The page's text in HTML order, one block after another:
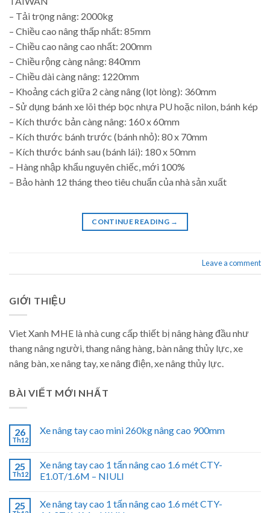
– Tải trọng nâng: 2000kg
– Chiều cao nâng thấp nhất: 85mm
– Chiều cao nâng cao nhất: 200mm
– Chiều rộng càng nâng: 840mm
– Chiều dài càng nâng: 1220mm
– Khoảng cách giữa 2 càng nâng (lọt lòng): 360mm
– Sử dụng bánh xe lõi thép bọc nhựa PU hoặc nilon, bánh kép
– Kích thước bản càng nâng: 160 x 60mm
– Kích thước bánh trước (bánh nhỏ): 80 x 70mm
– Kích thước bánh sau (bánh lái): 180 x 50mm
– Hàng nhập khẩu nguyên chiếc, mới 100%
– Bảo hành 12 tháng theo tiêu chuẩn của nhà sản xuất
CONTINUE READING →
Leave a comment
GIỚI THIỆU
Viet Xanh MHE là nhà cung cấp thiết bị nâng hàng đầu như
thang nâng người, thang nâng hàng, bàn nâng thủy lực, xe
nâng bàn, xe nâng tay, xe nâng điện, xe nâng thủy lực.
BÀI VIẾT MỚI NHẤT
26
Th12
Xe nâng tay cao mini 260kg nâng cao 900mm
25
Th12
Xe nâng tay cao 1 tấn nâng cao 1.6 mét CTY-
E1.0T/1.6M – NIULI
25
Xe nâng tay cao 1 tấn nâng cao 1.6 mét CTY-